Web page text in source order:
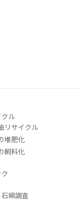
ル
リサイクル
堆肥化
飼料化
綿調査